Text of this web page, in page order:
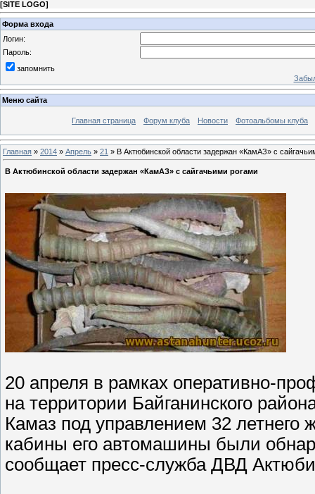
[SITE LOGO]
Форма входа
Логин:
Пароль:
запомнить
Меню сайта
Главная страница Форум клуба Новости Фотоальбомы клуба
Главная » 2014 » Апрель » 21 » В Актюбинской области задержан «КамАЗ» с
В Актюбинской области задержан «КамАЗ» с сайгачьими рогами
20 апреля в рамках оперативно-
на территории Байганинского
Камаз под управлением 32 летнего
кабины его автомашины были
сообщает пресс-служба ДВД